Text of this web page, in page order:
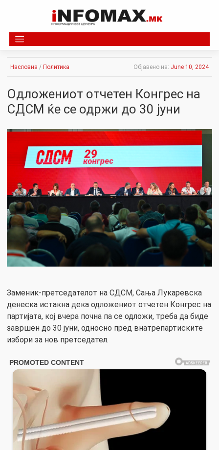
Насловна / Политика Објавено на: June 10, 2024
Одложениот отчетен Конгрес на
СДСМ ќе се одржи до 30 јуни
Заменик-претседателот на СДСМ, Сања Лукаревска
денеска истакна дека одложениот отчетен Конгрес на
партијата, кој вчера почна па се одложи, треба да биде
завршен до 30 јуни, односно пред внатрепартиските
избори за нов претседател.